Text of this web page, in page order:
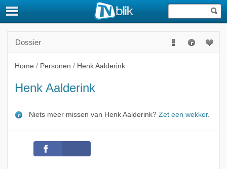
Dossier
Home / Personen / Henk Aalderink
Henk Aalderink
Niets meer missen van Henk Aalderink? Zet een wekker.